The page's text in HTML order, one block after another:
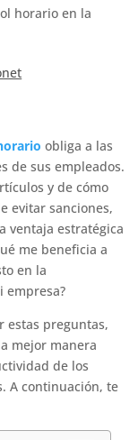
horario en la
obliga a las
de sus empleados.
y de cómo
evitar sanciones,
ventaja estratégica
me beneficia a
en la
empresa?
estas preguntas,
mejor manera
de los
A continuación, te